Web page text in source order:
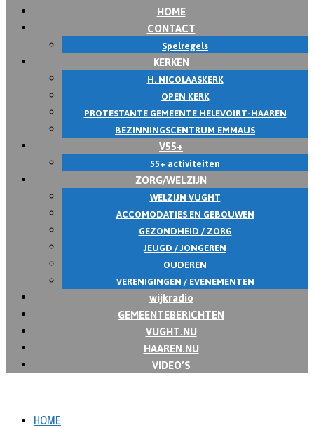
HOME
CONTACT
Spelregels
KERKEN
H. NICOLAASKERK
OPEN KERK
PROTESTANTE GEMEENTE HELEVOIRT-HAAREN
BEZINNINGSCENTRUM EMMAUS
V55+
55+ activiteiten
ZORG/WELZIJN
WELZIJN VUGHT
ACCOMODATIES EN GEBOUWEN
GEZONDHEID / ZORG
JEUGD / JONGEREN
OUDEREN
VERENIGINGEN / EVENEMENTEN
wijkradio
GEMEENTEBERICHTEN
VUGHT.NU
HAAREN.NU
VIDEO’S
HOME